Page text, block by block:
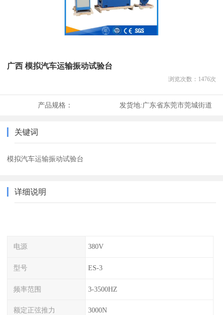
广西 模拟汽车运输振动试验台
浏览次数： 1476次
产品规格： 发货地:广东省东莞市莞城街道
关键词
模拟汽车运输振动试验台
详细说明
电源 380V
型号 ES-3
频率范围 3-3500HZ
额定正弦推力 3000N